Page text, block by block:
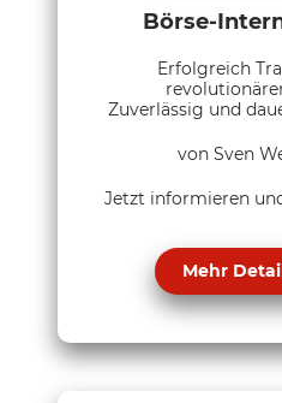
Börse-
Erfolgreich
Zuverlässig und
von Sven
Jetzt informieren
Mehr